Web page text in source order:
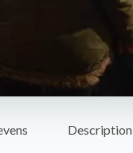
Description